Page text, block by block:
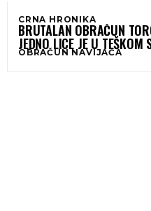
CRNA HRONIKA
BRUTALAN OBRAČUN
JEDNO LICE JE U TEŠKOM
U UKC TUZLA
OBRAČUN NAVIJAČA